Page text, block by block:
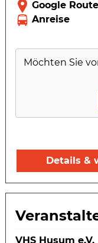
Möchten Sie
Details &
VHS Husum e.V.